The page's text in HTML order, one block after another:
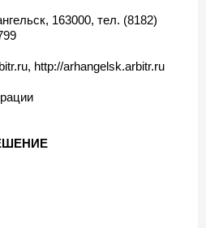
163000, тел. (8182)
http://arhangelsk.arbitr.ru